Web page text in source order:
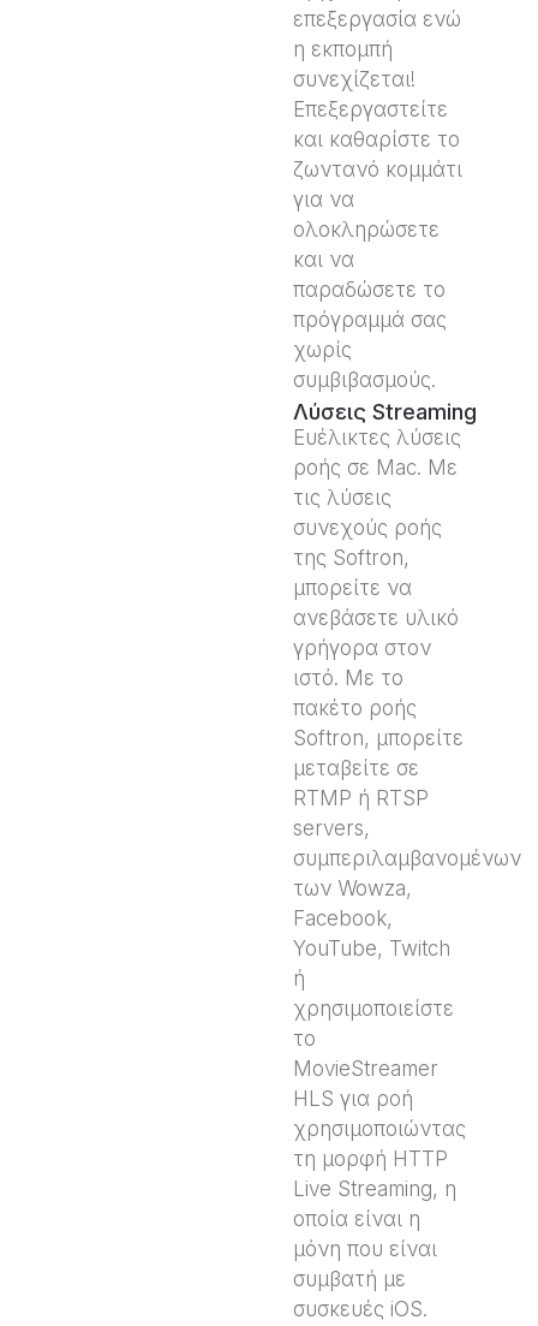
επεξεργασία ενώ
η εκπομπή
συνεχίζεται!
Επεξεργαστείτε
και καθαρίστε το
ζωντανό κομμάτι
για να
ολοκληρώσετε
και να
παραδώσετε το
πρόγραμμά σας
χωρίς
συμβιβασμούς.
Λύσεις Streaming
Ευέλικτες λύσεις
ροής σε Mac. Με
τις λύσεις
συνεχούς ροής
της Softron,
μπορείτε να
ανεβάσετε υλικό
γρήγορα στον
ιστό. Με το
πακέτο ροής
Softron, μπορείτε
μεταβείτε σε
RTMP ή RTSP
servers,
συμπεριλαμβανομένων
των Wowza,
Facebook,
YouTube, Twitch
ή
χρησιμοποιείστε
το
MovieStreamer
HLS για ροή
χρησιμοποιώντας
τη μορφή HTTP
Live Streaming, η
οποία είναι η
μόνη που είναι
συμβατή με
συσκευές iOS.